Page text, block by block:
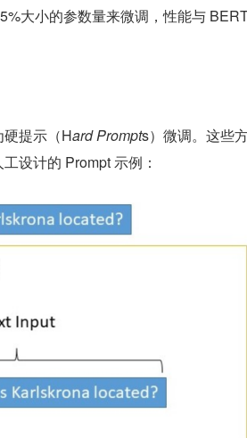
大小的参数量来微调，性能与
提示（Hard Prompts）微调。这些
设计的 Prompt 示例：